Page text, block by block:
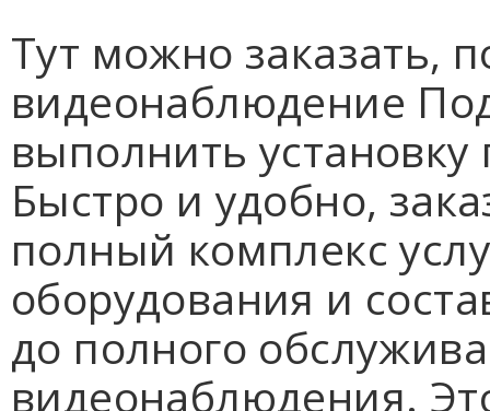
Тут можно заказать,
видеонаблюдение
выполнить
Быстро и удобно,
полный комплекс
оборудования и
до полного
видеонаблюдения.